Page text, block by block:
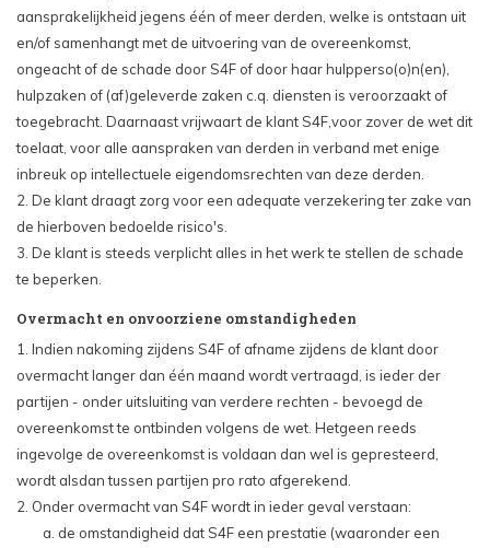
aansprakelijkheid jegens één of meer derden, welke is ontstaan uit
en/of samenhangt met de uitvoering van de overeenkomst,
ongeacht of de schade door S4F of door haar hulpperso(o)n(en),
hulpzaken of (af)geleverde zaken c.q. diensten is veroorzaakt of
toegebracht. Daarnaast vrijwaart de klant S4F,voor zover de wet dit
toelaat, voor alle aanspraken van derden in verband met enige
inbreuk op intellectuele eigendomsrechten van deze derden.
2. De klant draagt zorg voor een adequate verzekering ter zake van
de hierboven bedoelde risico's.
3. De klant is steeds verplicht alles in het werk te stellen de schade
te beperken.
Overmacht en onvoorziene omstandigheden
1. Indien nakoming zijdens S4F of afname zijdens de klant door
overmacht langer dan één maand wordt vertraagd, is ieder der
partijen - onder uitsluiting van verdere rechten - bevoegd de
overeenkomst te ontbinden volgens de wet. Hetgeen reeds
ingevolge de overeenkomst is voldaan dan wel is gepresteerd,
wordt alsdan tussen partijen pro rato afgerekend.
2. Onder overmacht van S4F wordt in ieder geval verstaan:
a. de omstandigheid dat S4F een prestatie (waaronder een